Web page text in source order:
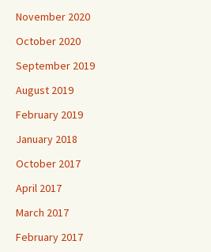
November 2020
October 2020
September 2019
August 2019
February 2019
January 2018
October 2017
April 2017
March 2017
February 2017